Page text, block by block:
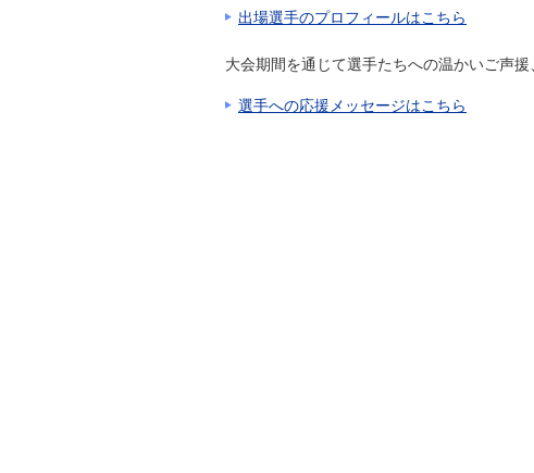
出場選手のプロフィールはこちら
大会期間を通じて選手たちへの温かいご声援
選手への応援メッセージはこちら